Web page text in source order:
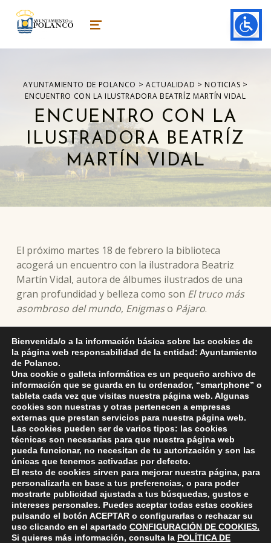
ayuntamiento de polanco
AYUNTAMIENTO DE POLANCO MENU
AYUNTAMIENTO DE POLANCO > ACTUALIDAD > NOTICIAS >
ENCUENTRO CON LA ILUSTRADORA BEATRÍZ MARTÍN VIDAL
ENCUENTRO CON LA
ILUSTRADORA BEATRÍZ
MARTÍN VIDAL
El próximo martes 18 de febrero la biblioteca
acogerá un encuentro con la ilustradora Beatriz
Martín Vidal, autora de álbumes ilustrados de una
gran profundidad y belleza como son El truco más
asombroso del mundo, Enigmaso Pájaro.
El encuentro será a las 18h y está destinado a
mayores de 7 años.
Skip back to main navigation
ayuntamiento de polanco
AYUNTAMIENTO DE POLANCO
Bienvenida/o a la información básica sobre las cookies de
la página web responsabilidad de la entidad: Ayuntamiento
de Polanco.
Una cookie o galleta informática es un pequeño archivo de
información que se guarda en tu ordenador, “smartphone” o
tableta cada vez que visitas nuestra página web. Algunas
cookies son nuestras y otras pertenecen a empresas
externas que prestan servicios para nuestra página web.
Las cookies pueden ser de varios tipos: las cookies
técnicas son necesarias para que nuestra página web
pueda funcionar, no necesitan de tu autorización y son las
únicas que tenemos activadas por defecto.
El resto de cookies sirven para mejorar nuestra página, para
personalizarla en base a tus preferencias, o para poder
mostrarte publicidad ajustada a tus búsquedas, gustos e
intereses personales. Puedes aceptar todas estas cookies
pulsando el botón ACEPTAR o configurarlas o rechazar su
uso clicando en el apartado CONFIGURACIÓN DE COOKIES.
Si quieres más información, consulta la POLÍTICA DE